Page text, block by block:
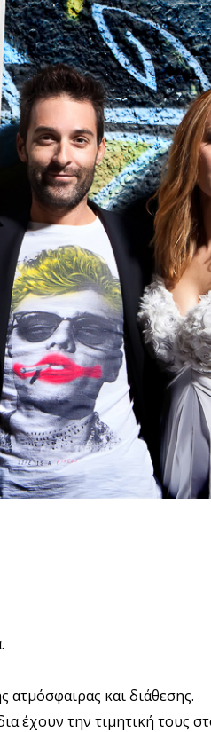
ατμόσφαιρας και διάθεσης.
έχουν την τιμητική τους